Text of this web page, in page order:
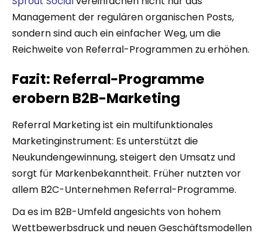
Management der regulären organischen Posts,
sondern sind auch ein einfacher Weg, um die
Reichweite von Referral-Programmen zu erhöhen.
Fazit: Referral-Programme
erobern B2B-Marketing
Referral Marketing ist ein multifunktionales
Marketinginstrument: Es unterstützt die
Neukundengewinnung, steigert den Umsatz und
sorgt für Markenbekanntheit. Früher nutzten vor
allem B2C-Unternehmen Referral-Programme.
Da es im B2B-Umfeld angesichts von hohem
Wettbewerbsdruck und neuen Geschäftsmodellen